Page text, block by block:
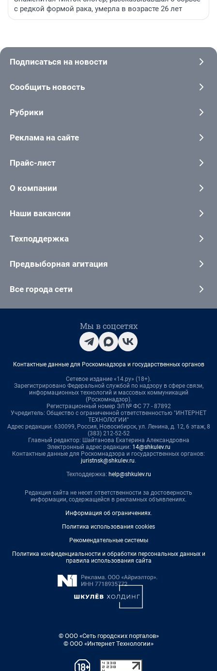
с редкой формой рака, умерла в возрасте 26 лет
Подписаться на новости
Сообщить новость
Рубрики
Реклама на сайте
Прайс-лист
О компании
Наши вакансии
Техподдержка
Предвыборная агитация
Все города сети
Мы в соцсетях
Контактные данные для Роскомнадзора и государственных органов
Сетевое издание «14.ру» (18+).
Зарегистрировано Федеральной службой по надзору в сфере связи,
информационных технологий и массовых коммуникаций
(Роскомнадзор).
Регистрационный номер ЭЛ № ФС 77 - 87892
Учредитель: Общество с ограниченной ответственностью "ИНТЕРНЕТ
ТЕХНОЛОГИИ"
Адрес редакции: 630099, Россия, Новосибирск, ул. Ленина, д. 12, 6 этаж, 8
(383) 212-52-52
Главный редактор: Шайтанова Екатерина Александровна
Электронный адрес редакции: 14@shkulev.ru
Контактные данные для Роскомнадзора и государственных органов:
juristnsk@shkulev.ru.
Техподдержка: help@shkulev.ru
Редакция сайта не несет ответственности за достоверность
информации, содержащейся в рекламных объявлениях.
Информация об ограничениях.
Политика использования cookies
Рекомендательные системы
Политика конфиденциальности и обработки персональных данных и
правила использования сайта
© ООО «Сеть городских порталов»
© ООО «Интернет Технологии»